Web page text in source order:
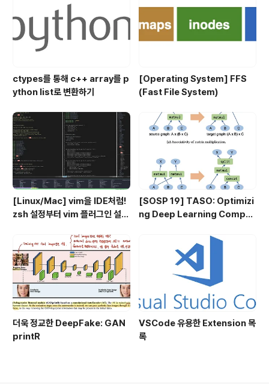
ndation Systems
ctypes를 통해 c++ array를 p
ython list로 변환하기
[Operating System] FFS
(Fast File System)
[Linux/Mac] vim을 IDE처럼!
zsh 설정부터 vim 플러그인 설정
[SOSP 19] TASO: Optimizi
ng Deep Learning Comput
ration of Graph Substituti
더욱 정교한 DeepFake: GAN
printR
VSCode 유용한 Extension 목
록